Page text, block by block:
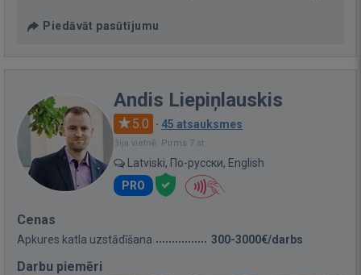
Piedāvāt pasūtījumu
Andis Liepiņlauskis
5.0 · 45 atsauksmes
Bija vietnē: Pirms 7 st.
Latviski, По-русски, English
PRO
Cenas
Apkures katla uzstādīšana 300-3000€/darbs
Darbu piemēri